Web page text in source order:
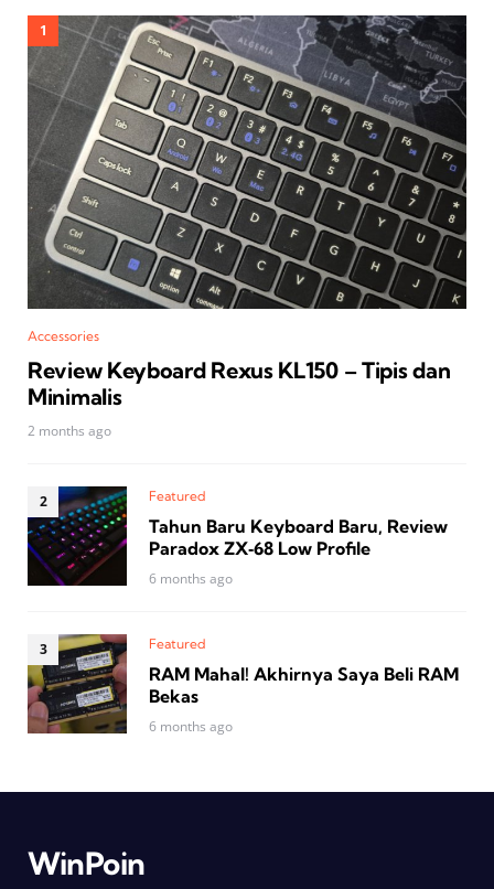
Accessories
Review Keyboard Rexus KL150 – Tipis dan
Minimalis
2 months ago
Featured
Tahun Baru Keyboard Baru, Review
Paradox ZX‑68 Low Profile
6 months ago
Featured
RAM Mahal! Akhirnya Saya Beli RAM
Bekas
6 months ago
WinPoin